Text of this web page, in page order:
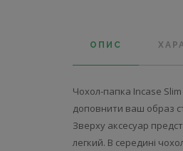
ОПИС
Чохол-папка Incase
доповнити ваш образ
Зверху аксесуар
легкий. В середині